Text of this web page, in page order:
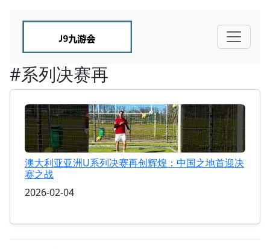
#系列决赛再
澳大利亚亚洲U系列决赛再创辉煌：中国之地首迎决
赛之战
2026-02-04